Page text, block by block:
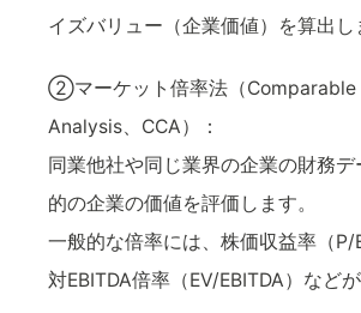
イズバリュー（企業価値）を算出し
②マーケット倍率法（Comparable
Analysis、CCA）：
同業他社や同じ業界の企業の財務デ
的の企業の価値を評価します。
一般的な倍率には、株価収益率（P/
対EBITDA倍率（EV/EBITDA）などが